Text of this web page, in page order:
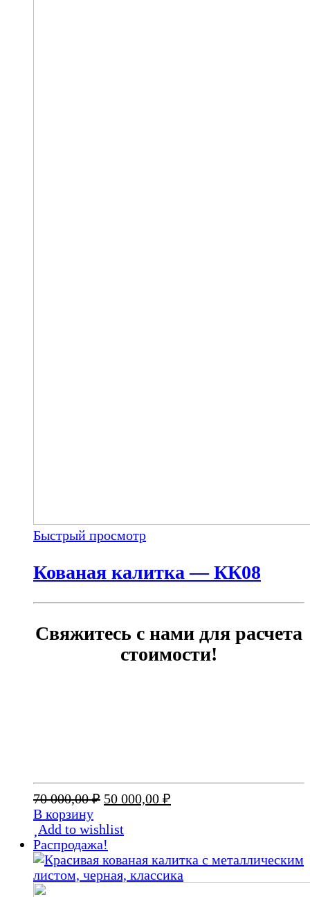
Быстрый просмотр
Кованая калитка — КК08
Свяжитесь с нами для расчета
стоимости!
70 000,00₽ Первоначальная
составляла
70
000,00 ₽.
50 000,00 ₽
В корзину
Add to wishlist
Распродажа!